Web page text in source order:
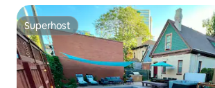
Superhost
Superhost